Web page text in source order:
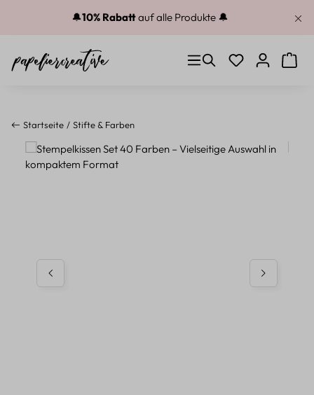
Zum Hauptinhalt springen
🔔10% Rabattauf alle Produkte 🔔
Du hast 0
Startseite Stifte & Farben
Bildergalerie überspringen